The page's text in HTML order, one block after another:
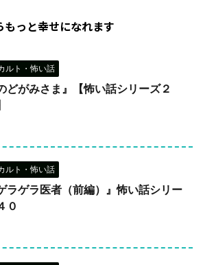
もっと幸せになれます
ルト・怖い話
どがみさま』【怖い話シリーズ２
ルト・怖い話
ラゲラ医者（前編）』怖い話シリー
０